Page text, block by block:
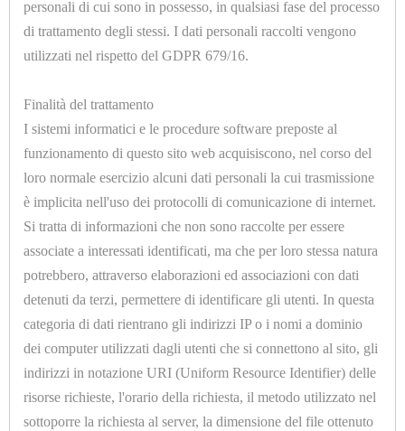
U9067
SONDA PTC CAVO PVC L. 1500mm BULBO Ø 6x40mm
-20 /+130°C - 2 FILI
U9068
SONDA PTC CAVO SILICONE L. 1500mm BULBO Ø
6x40mm -20 /+130°C - 2 FILI
personali di cui sono in possesso, in qualsiasi fase del processo
di trattamento degli stessi. I dati personali raccolti vengono
utilizzati nel rispetto del GDPR 679/16.
Finalità del trattamento
I sistemi informatici e le procedure software preposte al
funzionamento di questo sito web acquisiscono, nel corso del
loro normale esercizio alcuni dati personali la cui trasmissione
è implicita nell'uso dei protocolli di comunicazione di internet.
Si tratta di informazioni che non sono raccolte per essere
associate a interessati identificati, ma che per loro stessa natura
potrebbero, attraverso elaborazioni ed associazioni con dati
detenuti da terzi, permettere di identificare gli utenti. In questa
categoria di dati rientrano gli indirizzi IP o i nomi a dominio
dei computer utilizzati dagli utenti che si connettono al sito, gli
indirizzi in notazione URI (Uniform Resource Identifier) delle
risorse richieste, l'orario della richiesta, il metodo utilizzato nel
sottoporre la richiesta al server, la dimensione del file ottenuto